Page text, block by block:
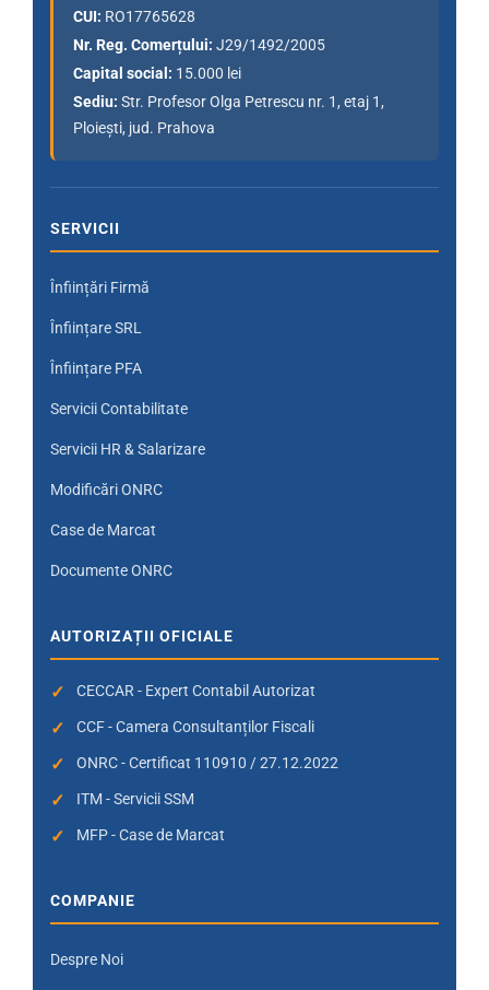
CUI: RO17765628
Nr. Reg. Comerțului: J29/1492/2005
Capital social: 15.000 lei
Sediu: Str. Profesor Olga Petrescu nr. 1, etaj 1,
Ploiești, jud. Prahova
SERVICII
Înființări Firmă
Înființare SRL
Înființare PFA
Servicii Contabilitate
Servicii HR & Salarizare
Modificări ONRC
Case de Marcat
Documente ONRC
AUTORIZAȚII OFICIALE
CECCAR - Expert Contabil Autorizat
CCF - Camera Consultanților Fiscali
ONRC - Certificat 110910 / 27.12.2022
ITM - Servicii SSM
MFP - Case de Marcat
COMPANIE
Despre Noi